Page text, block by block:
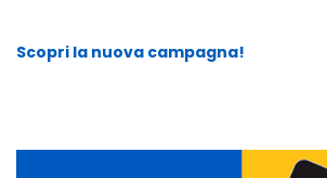
Scopri la nuova campagna!